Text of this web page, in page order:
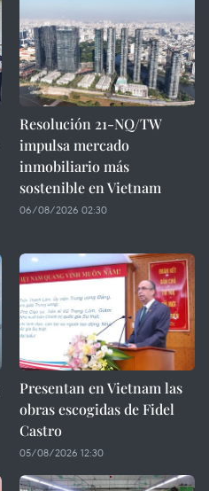
Resolución 21-NQ/TW
impulsa mercado
inmobiliario más
sostenible en Vietnam
06/08/2026 02:30
Presentan en Vietnam las
obras escogidas de Fidel
Castro
05/08/2026 12:30